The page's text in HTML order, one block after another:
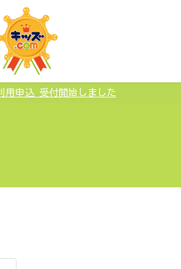
用申込 受付開始しました